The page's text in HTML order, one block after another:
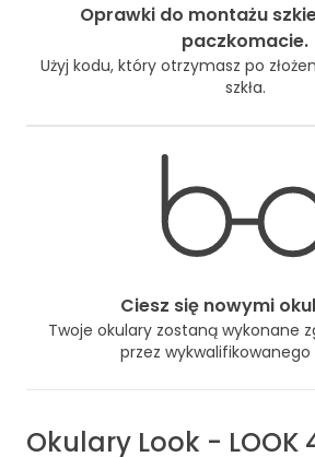
Oprawki do montażu
paczkomacie.
Użyj kodu, który otrzymasz po
szkła.
Ciesz się nowymi
Twoje okulary zostaną wykonane
przez
Okulary Look - LOOK